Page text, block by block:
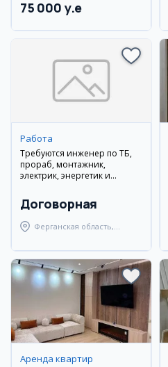
75 000 y.e
Работа
Требуются инженер по ТБ,
прораб, монтажник,
электрик, энергетик и
Договорная
Ферганская область,
Аренда квартир